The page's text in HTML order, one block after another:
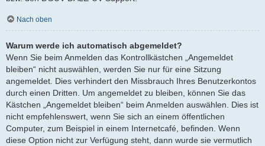
Nach oben
Warum werde ich automatisch abgemeldet?
Wenn Sie beim Anmelden das Kontrollkästchen „Angemeldet
bleiben“ nicht auswählen, werden Sie nur für eine Sitzung
angemeldet. Dies verhindert den Missbrauch Ihres Benutzerkontos
durch einen Dritten. Um angemeldet zu bleiben, können Sie das
Kästchen „Angemeldet bleiben“ beim Anmelden auswählen. Dies ist
nicht empfehlenswert, wenn Sie sich an einem öffentlichen
Computer, zum Beispiel in einem Internetcafé, befinden. Wenn
diese Option nicht zur Verfügung steht, dann wurde sie vermutlich